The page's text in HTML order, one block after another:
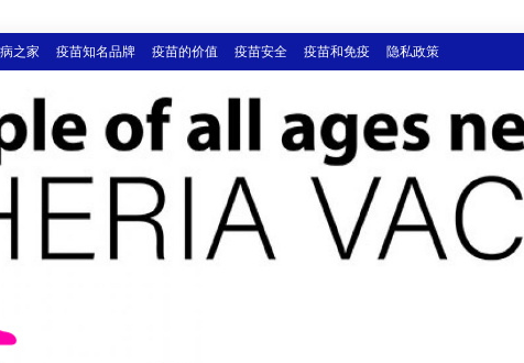
之家 疫苗知名品牌 疫苗的价值 疫苗安全 疫苗和免疫 隐私政策